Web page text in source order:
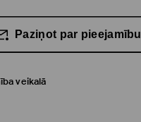
Paziņot par pieejamību
veikalā